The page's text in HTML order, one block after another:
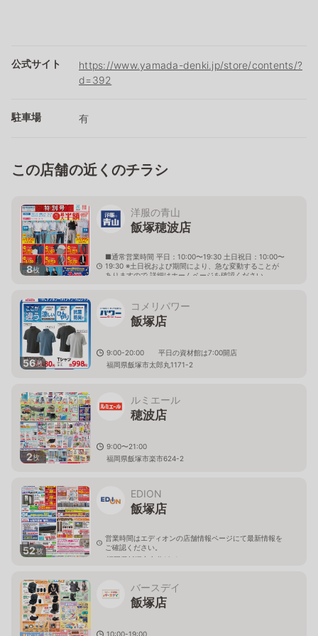
公式サイト
https://www.yamada-denki.jp/store/contents/?
d=392
駐車場 有
この店舗の近くのチラシ
8枚
洋服の青山
飯塚穂波店
■通常営業時間 平日：10:00〜19:30 土日祝日：10:00〜
19:30 ※土日祝および期間により、急な変動することが
ありますので 詳細はホームページを確認ください
56枚
コメリパワー
飯塚店
9:00-20:00 平日の資材館は7:00開店
福岡県飯塚市太郎丸1171-2
2枚
ルミエール
穂波店
9:00〜21:00
福岡県飯塚市楽市624-2
52枚
EDION
飯塚店
営業時間はエディオンの店舗情報ページにて最新情報を
ご確認ください。
福岡県飯塚市弁分16-1
バースデイ
飯塚店
10:00-19:00